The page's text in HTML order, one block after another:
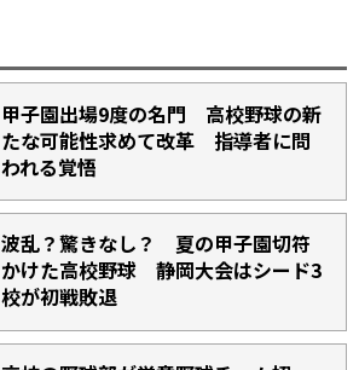
甲子園出場9度の名門 高校野球の新
たな可能性求めて改革 指導者に問
われる覚悟
波乱？驚きなし？ 夏の甲子園切符
かけた高校野球 静岡大会はシード3
校が初戦敗退